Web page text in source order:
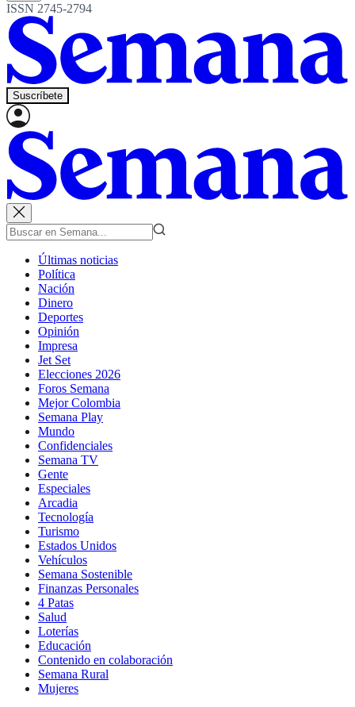
ISSN 2745-2794
Suscríbete
Últimas noticias
Política
Nación
Dinero
Deportes
Opinión
Impresa
Jet Set
Elecciones 2026
Foros Semana
Mejor Colombia
Semana Play
Mundo
Confidenciales
Semana TV
Gente
Especiales
Arcadia
Tecnología
Turismo
Estados Unidos
Vehículos
Semana Sostenible
Finanzas Personales
4 Patas
Salud
Loterías
Educación
Contenido en colaboración
Semana Rural
Mujeres